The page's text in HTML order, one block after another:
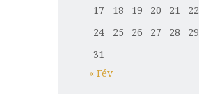
17
18 19 20 21 22
24
25 26 27 28 29
31
« Fév